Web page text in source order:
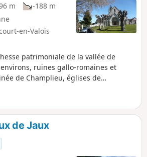
m
-188 m
en-Valois
patrimoniale de la vallée de
ruines gallo-romaines et
de Champlieu, églises de
de très jolis points de vue sur la
traversés.
de Jaux